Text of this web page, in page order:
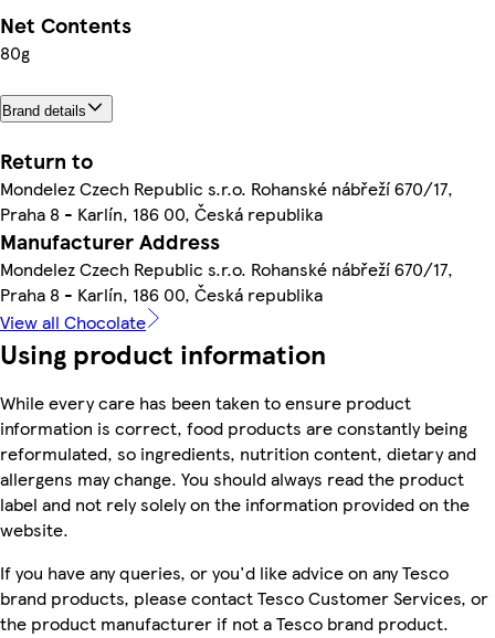
Net Contents
80g
Brand details
Return to
Mondelez Czech Republic s.r.o. Rohanské nábřeží 670/17,
Praha 8 - Karlín, 186 00, Česká republika
Manufacturer Address
Mondelez Czech Republic s.r.o. Rohanské nábřeží 670/17,
Praha 8 - Karlín, 186 00, Česká republika
View all Chocolate
Using product information
While every care has been taken to ensure product
information is correct, food products are constantly being
reformulated, so ingredients, nutrition content, dietary and
allergens may change. You should always read the product
label and not rely solely on the information provided on the
website.
If you have any queries, or you'd like advice on any Tesco
brand products, please contact Tesco Customer Services, or
the product manufacturer if not a Tesco brand product.